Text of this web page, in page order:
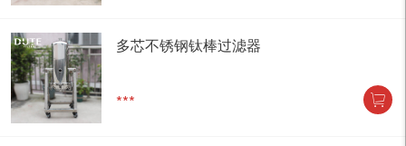
多芯不锈钢钛棒过滤器
***